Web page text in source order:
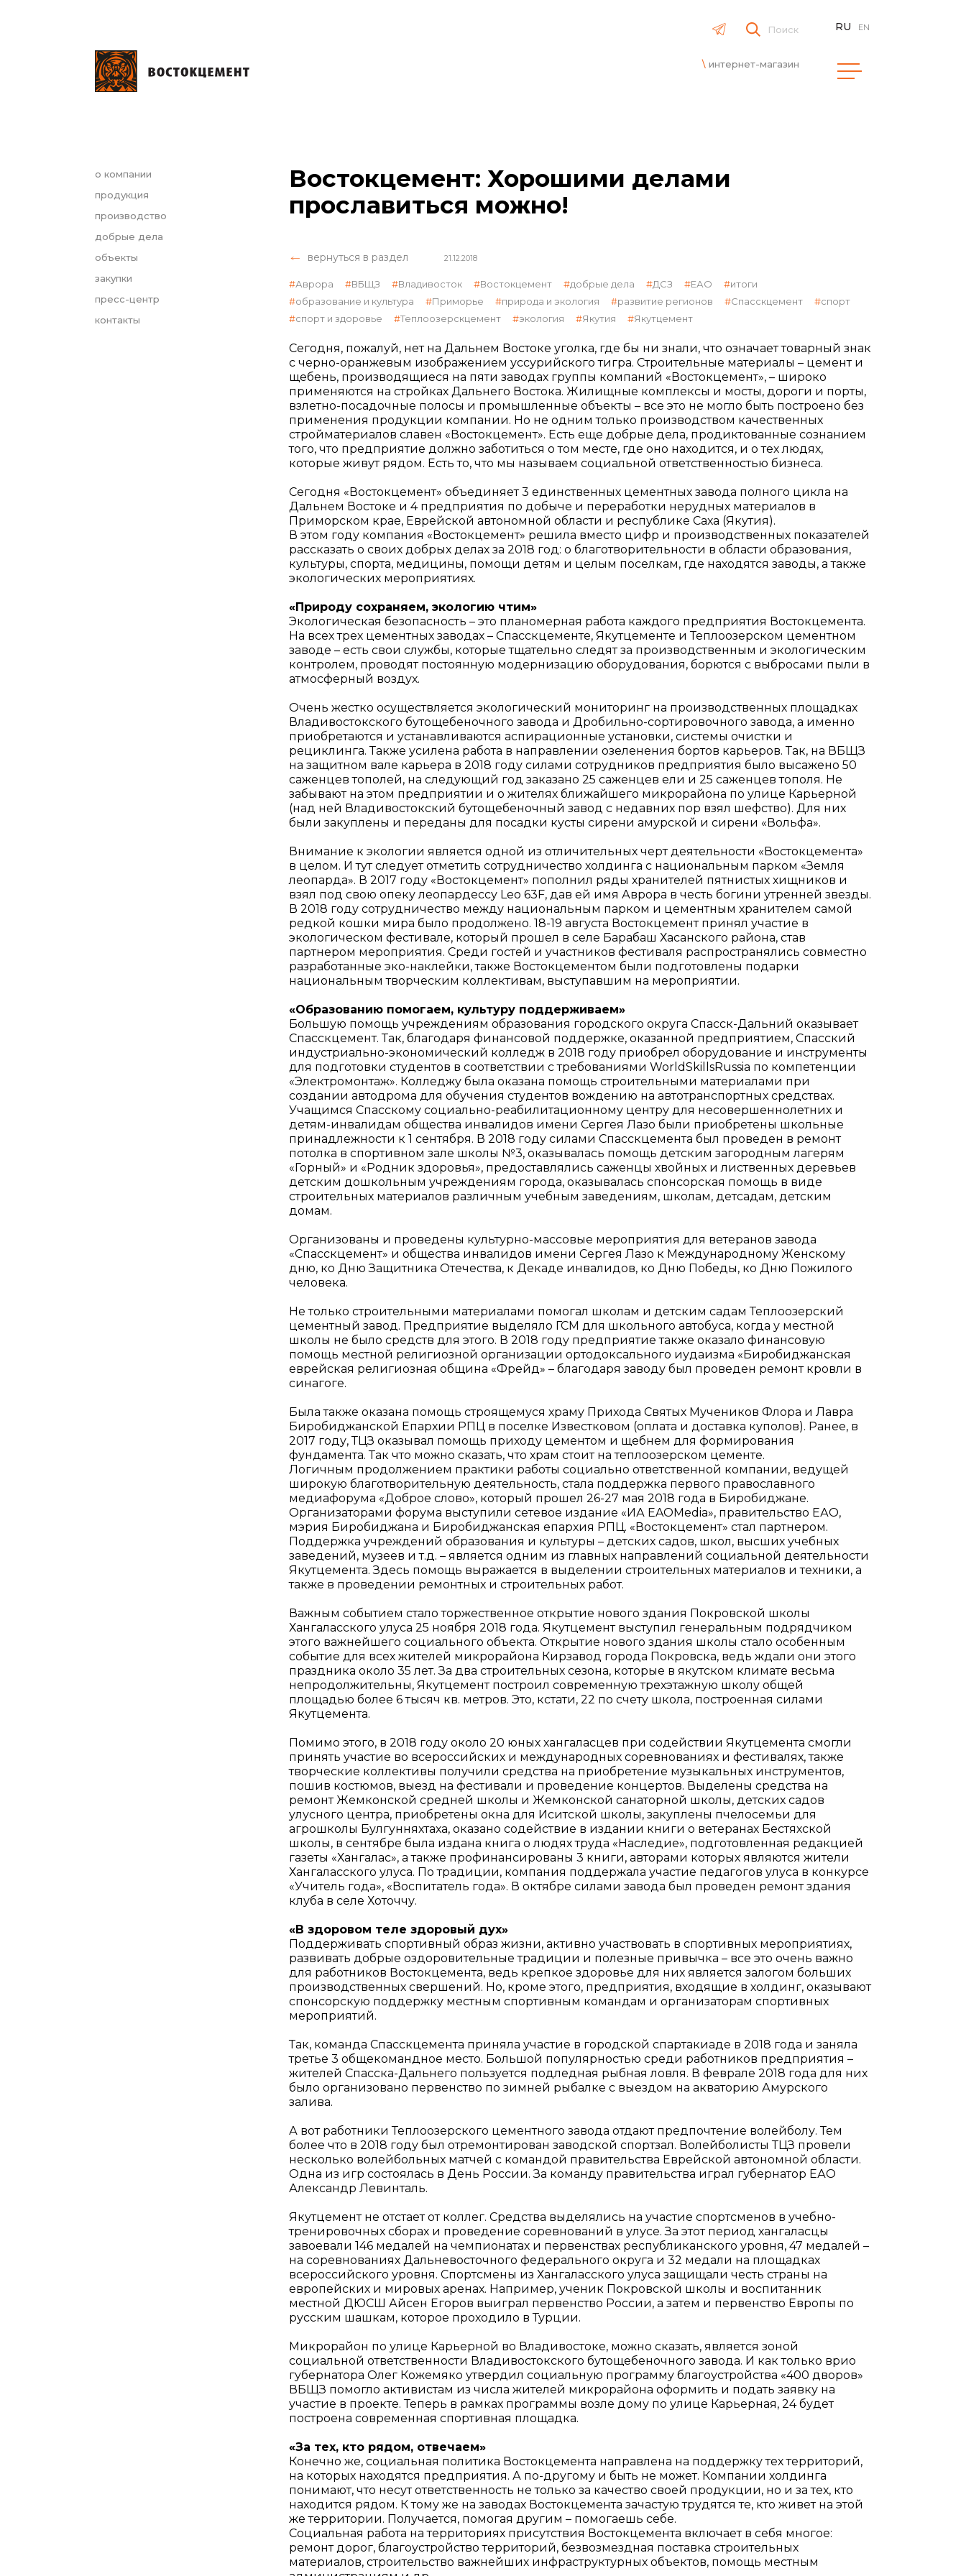
Поиск
интернет-магазин
RU EN
о компании
продукция
производство
добрые дела
объекты
закупки
пресс-центр
контакты
Востокцемент: Хорошими делами
прославиться можно!
вернуться в раздел 21.12.2018
Аврора ВБЩЗ Владивосток Востокцемент добрые дела ДСЗ ЕАО
итоги
образование и культура
Приморье природа и экология развитие регионов Спасскцемент
спорт
спорт и здоровье
Теплоозерскцемент экология Якутия Якутцемент
Сегодня, пожалуй, нет на Дальнем Востоке уголка, где бы ни знали, что означает товарный знак
с черно-оранжевым изображением уссурийского тигра. Строительные материалы – цемент и
щебень, производящиеся на пяти заводах группы компаний «Востокцемент», – широко
применяются на стройках Дальнего Востока. Жилищные комплексы и мосты, дороги и порты,
взлетно-посадочные полосы и промышленные объекты – все это не могло быть построено без
применения продукции компании. Но не одним только производством качественных
стройматериалов славен «Востокцемент». Есть еще добрые дела, продиктованные сознанием
того, что предприятие должно заботиться о том месте, где оно находится, и о тех людях,
которые живут рядом. Есть то, что мы называем социальной ответственностью бизнеса.
Сегодня «Востокцемент» объединяет 3 единственных цементных завода полного цикла на
Дальнем Востоке и 4 предприятия по добыче и переработки нерудных материалов в
Приморском крае, Еврейской автономной области и республике Саха (Якутия).
В этом году компания «Востокцемент» решила вместо цифр и производственных показателей
рассказать о своих добрых делах за 2018 год: о благотворительности в области образования,
культуры, спорта, медицины, помощи детям и целым поселкам, где находятся заводы, а также
экологических мероприятиях.
«Природу сохраняем, экологию чтим»
Экологическая безопасность – это планомерная работа каждого предприятия Востокцемента.
На всех трех цементных заводах – Спасскцементе, Якутцементе и Теплоозерском цементном
заводе – есть свои службы, которые тщательно следят за производственным и экологическим
контролем, проводят постоянную модернизацию оборудования, борются с выбросами пыли в
атмосферный воздух.
Очень жестко осуществляется экологический мониторинг на производственных площадках
Владивостокского бутощебеночного завода и Дробильно-сортировочного завода, а именно
приобретаются и устанавливаются аспирационные установки, системы очистки и
рециклинга. Также усилена работа в направлении озеленения бортов карьеров. Так, на ВБЩЗ
на защитном вале карьера в 2018 году силами сотрудников предприятия было высажено 50
саженцев тополей, на следующий год заказано 25 саженцев ели и 25 саженцев тополя. Не
забывают на этом предприятии и о жителях ближайшего микрорайона по улице Карьерной
(над ней Владивостокский бутощебеночный завод с недавних пор взял шефство). Для них
были закуплены и переданы для посадки кусты сирени амурской и сирени «Вольфа».
Внимание к экологии является одной из отличительных черт деятельности «Востокцемента»
в целом. И тут следует отметить сотрудничество холдинга с национальным парком «Земля
леопарда». В 2017 году «Востокцемент» пополнил ряды хранителей пятнистых хищников и
взял под свою опеку леопардессу Leo 63F, дав ей имя Аврора в честь богини утренней звезды.
В 2018 году сотрудничество между национальным парком и цементным хранителем самой
редкой кошки мира было продолжено. 18-19 августа Востокцемент принял участие в
экологическом фестивале, который прошел в селе Барабаш Хасанского района, став
партнером мероприятия. Среди гостей и участников фестиваля распространялись совместно
разработанные эко-наклейки, также Востокцементом были подготовлены подарки
национальным творческим коллективам, выступавшим на мероприятии.
«Образованию помогаем, культуру поддерживаем»
Большую помощь учреждениям образования городского округа Спасск-Дальний оказывает
Спасскцемент. Так, благодаря финансовой поддержке, оказанной предприятием, Спасский
индустриально-экономический колледж в 2018 году приобрел оборудование и инструменты
для подготовки студентов в соответствии с требованиями WorldSkillsRussia по компетенции
«Электромонтаж». Колледжу была оказана помощь строительными материалами при
создании автодрома для обучения студентов вождению на автотранспортных средствах.
Учащимся Спасскому социально-реабилитационному центру для несовершеннолетних и
детям-инвалидам общества инвалидов имени Сергея Лазо были приобретены школьные
принадлежности к 1 сентября. В 2018 году силами Спасскцемента был проведен в ремонт
потолка в спортивном зале школы №3, оказывалась помощь детским загородным лагерям
«Горный» и «Родник здоровья», предоставлялись саженцы хвойных и лиственных деревьев
детским дошкольным учреждениям города, оказывалась спонсорская помощь в виде
строительных материалов различным учебным заведениям, школам, детсадам, детским
домам.
Организованы и проведены культурно-массовые мероприятия для ветеранов завода
«Спасскцемент» и общества инвалидов имени Сергея Лазо к Международному Женскому
дню, ко Дню Защитника Отечества, к Декаде инвалидов, ко Дню Победы, ко Дню Пожилого
человека.
Не только строительными материалами помогал школам и детским садам Теплоозерский
цементный завод. Предприятие выделяло ГСМ для школьного автобуса, когда у местной
школы не было средств для этого. В 2018 году предприятие также оказало финансовую
помощь местной религиозной организации ортодоксального иудаизма «Биробиджанская
еврейская религиозная община «Фрейд» – благодаря заводу был проведен ремонт кровли в
синагоге.
Была также оказана помощь строящемуся храму Прихода Святых Мучеников Флора и Лавра
Биробиджанской Епархии РПЦ в поселке Известковом (оплата и доставка куполов). Ранее, в
2017 году, ТЦЗ оказывал помощь приходу цементом и щебнем для формирования
фундамента. Так что можно сказать, что храм стоит на теплоозерском цементе.
Логичным продолжением практики работы социально ответственной компании, ведущей
широкую благотворительную деятельность, стала поддержка первого православного
медиафорума «Доброе слово», который прошел 26-27 мая 2018 года в Биробиджане.
Организаторами форума выступили сетевое издание «ИА EAOMedia», правительство ЕАО,
мэрия Биробиджана и Биробиджанская епархия РПЦ. «Востокцемент» стал партнером.
Поддержка учреждений образования и культуры – детских садов, школ, высших учебных
заведений, музеев и т.д. – является одним из главных направлений социальной деятельности
Якутцемента. Здесь помощь выражается в выделении строительных материалов и техники, а
также в проведении ремонтных и строительных работ.
Важным событием стало торжественное открытие нового здания Покровской школы
Хангаласского улуса 25 ноября 2018 года. Якутцемент выступил генеральным подрядчиком
этого важнейшего социального объекта. Открытие нового здания школы стало особенным
событие для всех жителей микрорайона Кирзавод города Покровска, ведь ждали они этого
праздника около 35 лет. За два строительных сезона, которые в якутском климате весьма
непродолжительны, Якутцемент построил современную трехэтажную школу общей
площадью более 6 тысяч кв. метров. Это, кстати, 22 по счету школа, построенная силами
Якутцемента.
Помимо этого, в 2018 году около 20 юных хангаласцев при содействии Якутцемента смогли
принять участие во всероссийских и международных соревнованиях и фестивалях, также
творческие коллективы получили средства на приобретение музыкальных инструментов,
пошив костюмов, выезд на фестивали и проведение концертов. Выделены средства на
ремонт Жемконской средней школы и Жемконской санаторной школы, детских садов
улусного центра, приобретены окна для Иситской школы, закуплены пчелосемьи для
агрошколы Булгунняхтаха, оказано содействие в издании книги о ветеранах Бестяхской
школы, в сентябре была издана книга о людях труда «Наследие», подготовленная редакцией
газеты «Хангалас», а также профинансированы 3 книги, авторами которых являются жители
Хангаласского улуса. По традиции, компания поддержала участие педагогов улуса в конкурсе
«Учитель года», «Воспитатель года». В октябре силами завода был проведен ремонт здания
клуба в селе Хоточчу.
«В здоровом теле здоровый дух»
Поддерживать спортивный образ жизни, активно участвовать в спортивных мероприятиях,
развивать добрые оздоровительные традиции и полезные привычка – все это очень важно
для работников Востокцемента, ведь крепкое здоровье для них является залогом больших
производственных свершений. Но, кроме этого, предприятия, входящие в холдинг, оказывают
спонсорскую поддержку местным спортивным командам и организаторам спортивных
мероприятий.
Так, команда Спасскцемента приняла участие в городской спартакиаде в 2018 года и заняла
третье 3 общекомандное место. Большой популярностью среди работников предприятия –
жителей Спасска-Дальнего пользуется подледная рыбная ловля. В феврале 2018 года для них
было организовано первенство по зимней рыбалке с выездом на акваторию Амурского
залива.
А вот работники Теплоозерского цементного завода отдают предпочтение волейболу. Тем
более что в 2018 году был отремонтирован заводской спортзал. Волейболисты ТЦЗ провели
несколько волейбольных матчей с командой правительства Еврейской автономной области.
Одна из игр состоялась в День России. За команду правительства играл губернатор ЕАО
Александр Левинталь.
Якутцемент не отстает от коллег. Средства выделялись на участие спортсменов в учебно-
тренировочных сборах и проведение соревнований в улусе. За этот период хангаласцы
завоевали 146 медалей на чемпионатах и первенствах республиканского уровня, 47 медалей –
на соревнованиях Дальневосточного федерального округа и 32 медали на площадках
всероссийского уровня. Спортсмены из Хангаласского улуса защищали честь страны на
европейских и мировых аренах. Например, ученик Покровской школы и воспитанник
местной ДЮСШ Айсен Егоров выиграл первенство России, а затем и первенство Европы по
русским шашкам, которое проходило в Турции.
Микрорайон по улице Карьерной во Владивостоке, можно сказать, является зоной
социальной ответственности Владивостокского бутощебеночного завода. И как только врио
губернатора Олег Кожемяко утвердил социальную программу благоустройства «400 дворов»
ВБЩЗ помогло активистам из числа жителей микрорайона оформить и подать заявку на
участие в проекте. Теперь в рамках программы возле дому по улице Карьерная, 24 будет
построена современная спортивная площадка.
«За тех, кто рядом, отвечаем»
Конечно же, социальная политика Востокцемента направлена на поддержку тех территорий,
на которых находятся предприятия. А по-другому и быть не может. Компании холдинга
понимают, что несут ответственность не только за качество своей продукции, но и за тех, кто
находится рядом. К тому же на заводах Востокцемента зачастую трудятся те, кто живет на этой
же территории. Получается, помогая другим – помогаешь себе.
Социальная работа на территориях присутствия Востокцемента включает в себя многое:
ремонт дорог, благоустройство территорий, безвозмездная поставка строительных
материалов, строительство важнейших инфраструктурных объектов, помощь местным